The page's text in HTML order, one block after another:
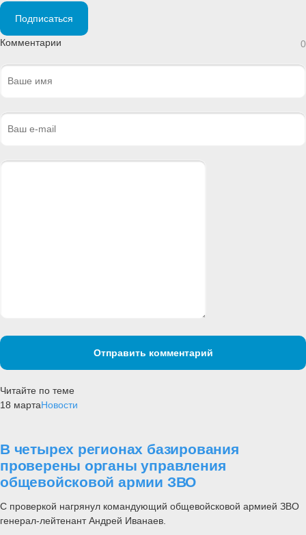
Подписаться
Комментарии 0
Отправить комментарий
Читайте по теме
18 мартаНовости
В четырех регионах базирования
проверены органы управления
общевойсковой армии ЗВО
С проверкой нагрянул командующий общевойсковой армией ЗВО
генерал-лейтенант Андрей Иванаев.